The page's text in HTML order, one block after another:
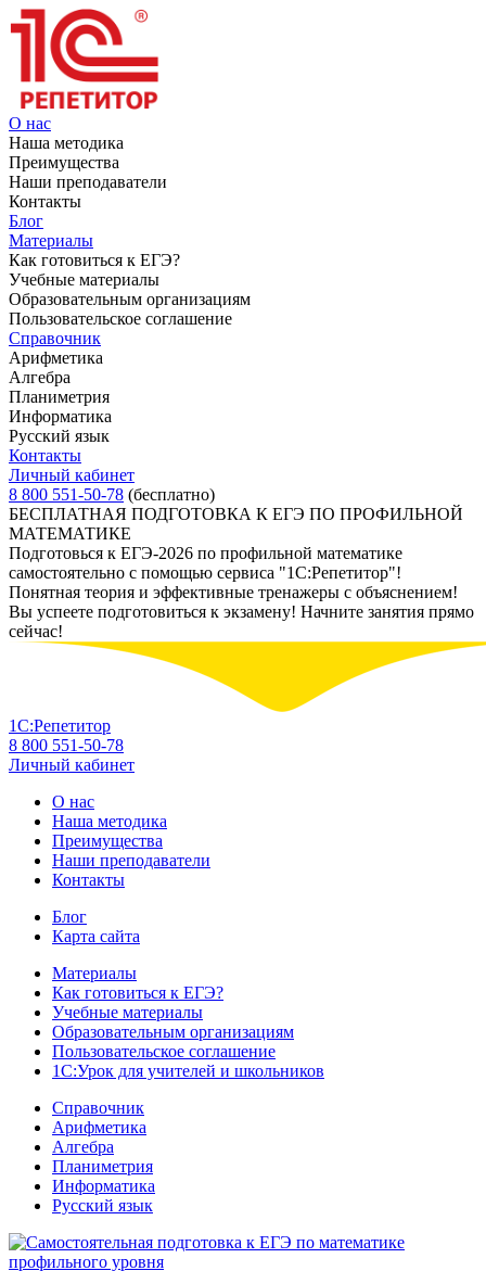
О нас
Наша методика
Преимущества
Наши преподаватели
Контакты
Блог
Материалы
Как готовиться к ЕГЭ?
Учебные материалы
Образовательным организациям
Пользовательское соглашение
Справочник
Арифметика
Алгебра
Планиметрия
Информатика
Русский язык
Контакты
Личный кабинет
8 800 551-50-78 (бесплатно)
БЕСПЛАТНАЯ ПОДГОТОВКА К ЕГЭ ПО ПРОФИЛЬНОЙ
МАТЕМАТИКЕ
Подготовься к ЕГЭ-2026 по профильной математике
самостоятельно с помощью сервиса "1С:Репетитор"!
Понятная теория и эффективные тренажеры с объяснением!
Вы успеете подготовиться к экзамену! Начните занятия прямо
сейчас!
1С:Репетитор
8 800 551-50-78
Личный кабинет
О нас
Наша методика
Преимущества
Наши преподаватели
Контакты
Блог
Карта сайта
Материалы
Как готовиться к ЕГЭ?
Учебные материалы
Образовательным организациям
Пользовательское соглашение
1С:Урок для учителей и школьников
Справочник
Арифметика
Алгебра
Планиметрия
Информатика
Русский язык